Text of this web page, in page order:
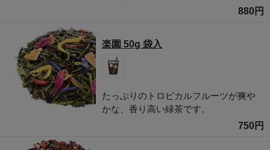
880円
楽園 50g 袋入
たっぷりのトロピカルフルーツが爽や
かな、香り高い緑茶です。
750円